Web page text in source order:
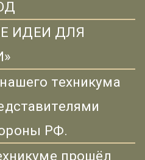
ИДЕИ ДЛЯ
техникума
РФ.
прошёл